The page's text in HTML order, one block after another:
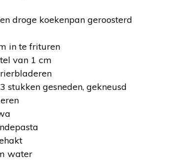
droge koekenpan geroosterd
in te frituren
van 1 cm
stukken gesneden, gekneusd
water